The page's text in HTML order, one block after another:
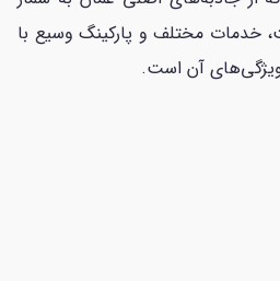
خدمات مختلف و پارکینگ وسیع با